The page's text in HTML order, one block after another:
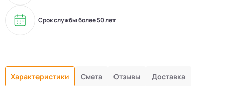
Срок службы более 50 лет
Характеристики Смета Отзывы Доставка